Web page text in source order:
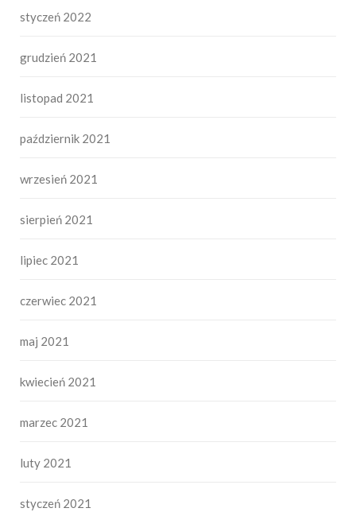
styczeń 2022
grudzień 2021
listopad 2021
październik 2021
wrzesień 2021
sierpień 2021
lipiec 2021
czerwiec 2021
maj 2021
kwiecień 2021
marzec 2021
luty 2021
styczeń 2021